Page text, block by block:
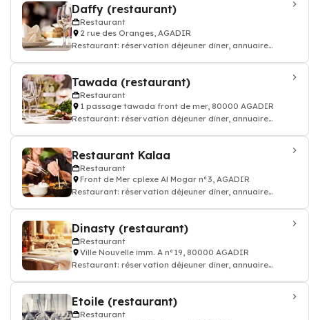
Daffy (restaurant)
Restaurant
2 rue des Oranges, AGADIR
Restaurant: réservation déjeuner dîner, annuaire
Tawada (restaurant)
Restaurant
1 passage tawada front de mer, 80000 AGADIR
Restaurant: réservation déjeuner dîner, annuaire
Restaurant Kalaa
Restaurant
Front de Mer cplexe Al Mogar n°3, AGADIR
Restaurant: réservation déjeuner dîner, annuaire
Dinasty (restaurant)
Restaurant
Ville Nouvelle imm. A n°19, 80000 AGADIR
Restaurant: réservation déjeuner dîner, annuaire
Etoile (restaurant)
Restaurant